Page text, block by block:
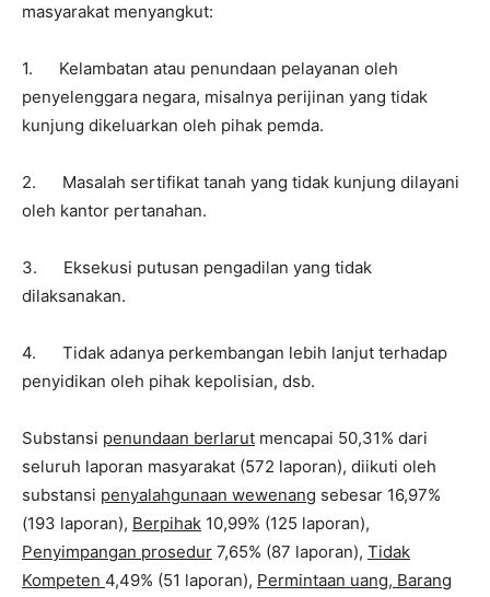
masyarakat menyangkut:
1. Kelambatan atau penundaan pelayanan oleh
penyelenggara negara, misalnya perijinan yang tidak
kunjung dikeluarkan oleh pihak pemda.
2. Masalah sertifikat tanah yang tidak kunjung dilayani
oleh kantor pertanahan.
3. Eksekusi putusan pengadilan yang tidak
dilaksanakan.
4. Tidak adanya perkembangan lebih lanjut terhadap
penyidikan oleh pihak kepolisian, dsb.
Substansi penundaan berlarut mencapai 50,31% dari
seluruh laporan masyarakat (572 laporan), diikuti oleh
substansi penyalahgunaan wewenang sebesar 16,97%
(193 laporan), Berpihak 10,99% (125 laporan),
Penyimpangan prosedur 7,65% (87 laporan), Tidak
Kompeten 4,49% (51 laporan), Permintaan uang, Barang